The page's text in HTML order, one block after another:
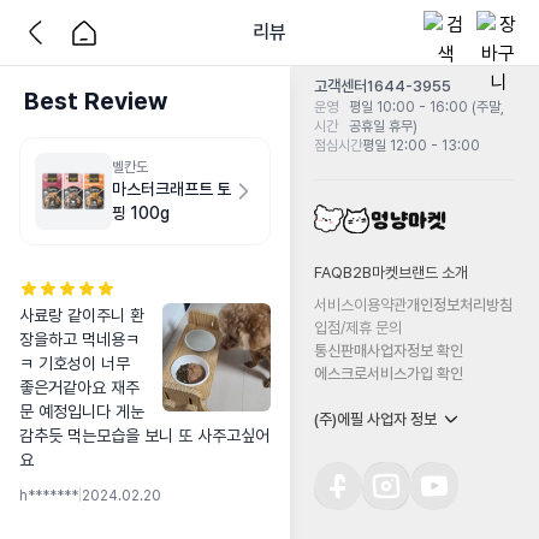
리뷰
Best Review
벨칸도
마스터크래프트 토
핑 100g
사료랑 같이주니 환
장을하고 먹네용ㅋ
ㅋ 기호성이 너무
좋은거같아요 재주
문 예정입니다 게눈
감추듯 먹는모습을 보니 또 사주고싶어
요
h******* 2024.02.20
고객센터1644-3955
운영
시간
평일 10:00 - 16:00 (주말,
공휴일 휴무)
점심시간평일 12:00 - 13:00
FAQB2B마켓 브랜드 소개
서비스이용약관개인정보처리방침
입점/제휴 문의
통신판매사업자정보 확인
에스크로서비스가입 확인
(주)에필 사업자 정보